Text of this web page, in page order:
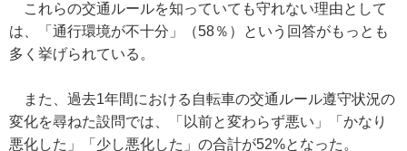
これらの交通ルールを知っていても守れない理由として
は、「通行環境が不十分」（58％）という回答がもっとも
多く挙げられている。
また、過去1年間における自転車の交通ルール遵守状況の
変化を尋ねた設問では、「以前と変わらず悪い」「かなり
悪化した」「少し悪化した」の合計が52%となった。